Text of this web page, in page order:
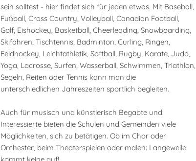
sein solltest - hier findet sich für jeden etwas. Mit Baseball,
Fußball, Cross Country, Volleyball, Canadian Football,
Golf, Eishockey, Basketball, Cheerleading, Snowboarding,
Skifahren, Tischtennis, Badminton, Curling, Ringen,
Feldhockey, Leichtathletik, Softball, Rugby, Karate, Judo,
Yoga, Lacrosse, Surfen, Wasserball, Schwimmen, Triathlon,
Segeln, Reiten oder Tennis kann man die
unterschiedlichen Jahreszeiten sportlich begleiten.
Auch für musisch und künstlerisch Begabte und
Interessierte bieten die Schulen und Gemeinden viele
Möglichkeiten, sich zu betätigen. Ob im Chor oder
Orchester, beim Theaterspielen oder malen: Langeweile